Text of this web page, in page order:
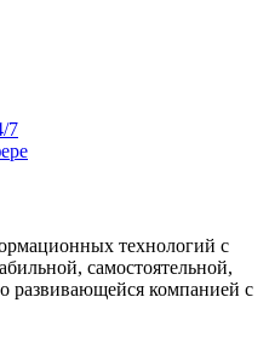
7
технологий с
самостоятельной,
развивающейся компанией с